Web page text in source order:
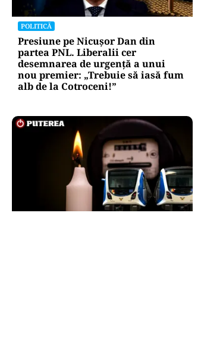
POLITICĂ
Presiune pe Nicușor Dan din
partea PNL. Liberalii cer
desemnarea de urgență a unui
nou premier: „Trebuie să iasă fum
alb de la Cotroceni!”